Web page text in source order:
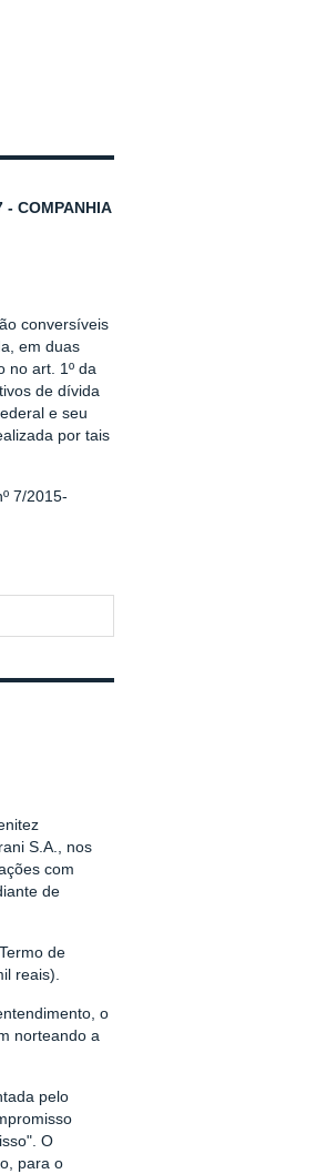
- COMPANHIA
conversíveis
em duas
no art. 1º da
de dívida
e seu
por tais
7/2015-
S.A., nos
com
de
de
reais).
o
norteando a
pelo
O
para o